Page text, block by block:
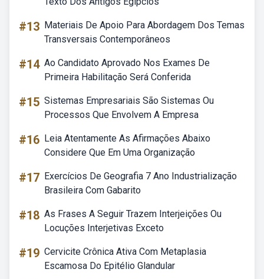
#13 Materiais De Apoio Para Abordagem Dos Temas
Transversais Contemporâneos
#14 Ao Candidato Aprovado Nos Exames De
Primeira Habilitação Será Conferida
#15 Sistemas Empresariais São Sistemas Ou
Processos Que Envolvem A Empresa
#16 Leia Atentamente As Afirmações Abaixo
Considere Que Em Uma Organização
#17 Exercícios De Geografia 7 Ano Industrialização
Brasileira Com Gabarito
#18 As Frases A Seguir Trazem Interjeições Ou
Locuções Interjetivas Exceto
#19 Cervicite Crônica Ativa Com Metaplasia
Escamosa Do Epitélio Glandular